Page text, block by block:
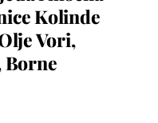
Kolinde
Vori,
Borne